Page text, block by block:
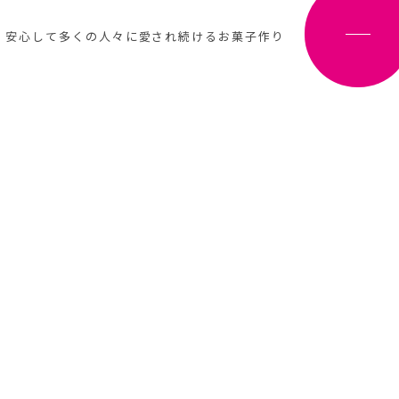
安心して多くの人々に愛され続けるお菓子作り